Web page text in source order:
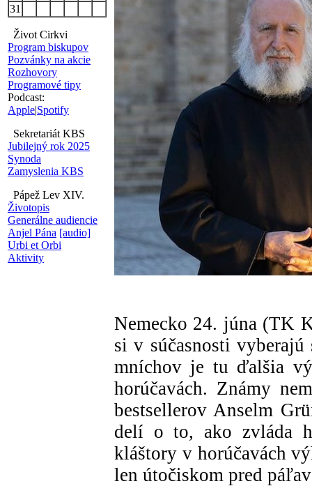
31
Život Cirkvi
Program biskupov
Pozvánky na akcie
Rozhovory
Programové tipy
Podcast:
Apple|Spotify
Sekretariát KBS
Jubilejný rok 2025
Synoda
Zamyslenia KBS
Pápež Lev XIV.
Životopis
Generálne audiencie
Anjel Pána [audio]
Urbi et Orbi
Aktivity
Nemecko 24. júna (TK
si v súčasnosti
mníchov je tu ďalšia
horúčavách. Známy
bestsellerov Anselm
delí o to, ako zvláda
kláštory v horúčavách
len útočiskom pred